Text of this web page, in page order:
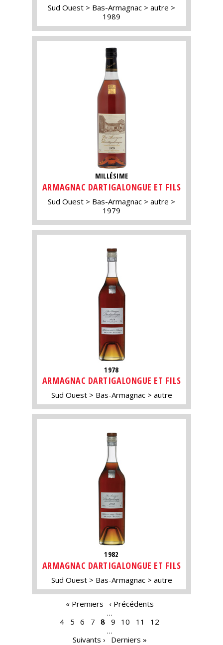
Sud Ouest Bas-Armagnac
autre
1989
MILLÉSIME
ARMAGNAC DARTIGALONGUE ET FILS
Sud Ouest Bas-Armagnac
autre
1979
1978
ARMAGNAC DARTIGALONGUE ET FILS
Sud Ouest Bas-Armagnac autre
1982
ARMAGNAC DARTIGALONGUE ET FILS
Sud Ouest Bas-Armagnac autre
« Premiers
‹ Précédents
…
4
5 6 7 8 9 10 11
12
…
Suivants ›
Derniers »